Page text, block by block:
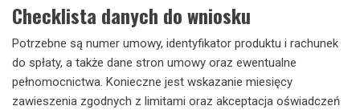
Checklista danych do wniosku
Potrzebne są numer umowy, identyfikator produktu i rachunek
do spłaty, a także dane stron umowy oraz ewentualne
pełnomocnictwa. Konieczne jest wskazanie miesięcy
zawieszenia zgodnych z limitami oraz akceptacja oświadczeń